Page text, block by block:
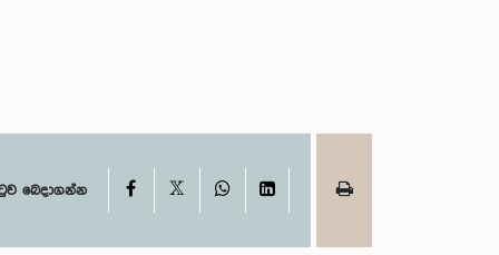
බෙදාගන්න Facebook WhatsAppLinkedIn